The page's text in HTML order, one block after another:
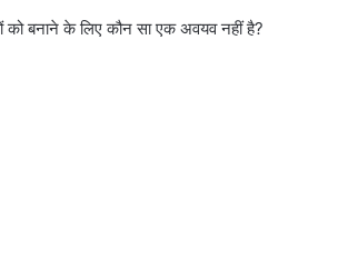
को बनाने के लिए कौन सा एक अवयव नहीं है?